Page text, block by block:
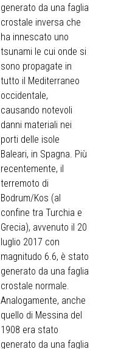
generato da una faglia
crostale inversa che
ha innescato uno
tsunami le cui onde si
sono propagate in
tutto il Mediterraneo
occidentale,
causando notevoli
danni materiali nei
porti delle isole
Baleari, in Spagna. Più
recentemente, il
terremoto di
Bodrum/Kos (al
confine tra Turchia e
Grecia), avvenuto il 20
luglio 2017 con
magnitudo 6.6, è stato
generato da una faglia
crostale normale.
Analogamente, anche
quello di Messina del
1908 era stato
generato da una faglia